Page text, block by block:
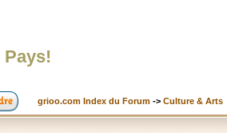
Pays!
grioo.com Index du Forum -> Culture & Arts